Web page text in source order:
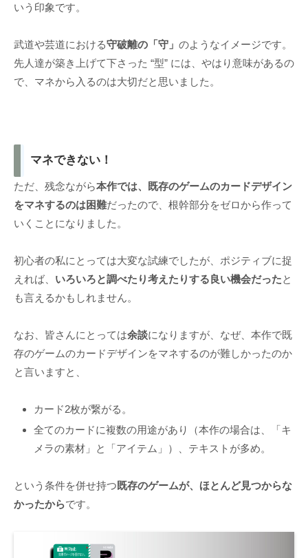
いう印象です。
武道や芸道における守破離の「守」 のようなイメージです。
先人達が築き上げて下さった “型” には、やはり意味があるの
で、マネから入るのは大切だと思いました。
マネできない！
ただ、残念ながら本作では、既存のゲームのカードデザイン
をマネするのは困難だったので、根幹部分をゼロから作って
いくことになりました。
初心者の私にとっては大変な試練でしたが、ポジティブに捉
えれば、 いろいろと調べたり考えたりする良い機会だったと
も言えるかもしれません。
なお、皆さんにとっては余談になりますが、なぜ、本作で既
存のゲームのカードデザインをマネするのが難しかったのか
と言いますと、
カード2枚が繋がる。
全てのカードに複数の用途があり（本作の場合は、「キ
メラの素材」と「アイテム」）、テキストが多め。
という条件を併せ持つ既存のゲームが、ほとんど見つからな
かったからです。